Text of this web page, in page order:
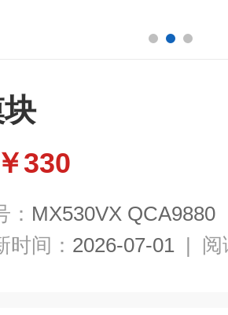
￥330
： MX530VX QCA9880
时间： 2026-07-01 | 阅